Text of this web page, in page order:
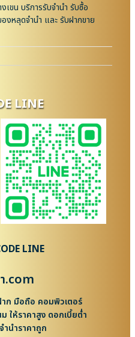
เขน บริการรับจำนำ รับซื้อ
งหลุดจำนำ และ รับฝากขาย
LINE
LINE
.com
ก มือถือ คอมพิวเตอร์
ให้ราคาสูง ดอกเบี้ยต่ำ
นำราคาถูก